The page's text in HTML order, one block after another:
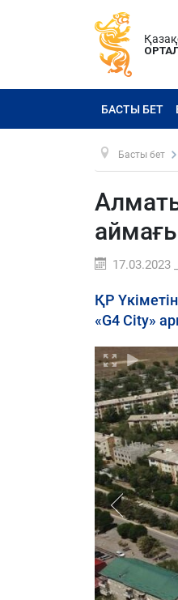
БАСТЫ БЕТ
Басты бет
17.03.2023
ҚР
«G4 City»